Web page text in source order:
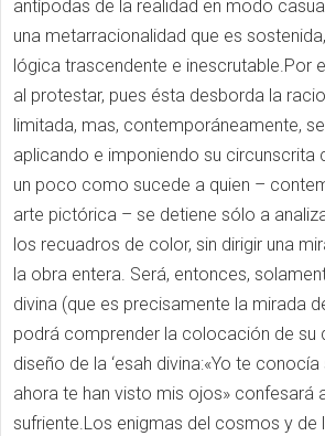
antípodas de la realidad en modo
una metarracionalidad que es
lógica trascendente e inescrutable.Por
al protestar, pues ésta desborda la
limitada, mas, contemporáneamente,
aplicando e imponiendo su circunscrita
un poco como sucede a quien –
arte pictórica – se detiene sólo a
los recuadros de color, sin dirigir una
la obra entera. Será, entonces,
divina (que es precisamente la mirada
podrá comprender la colocación de su
diseño de la ‘esah divina:«Yo te
ahora te han visto mis ojos» confesará
sufriente.Los enigmas del cosmos y de